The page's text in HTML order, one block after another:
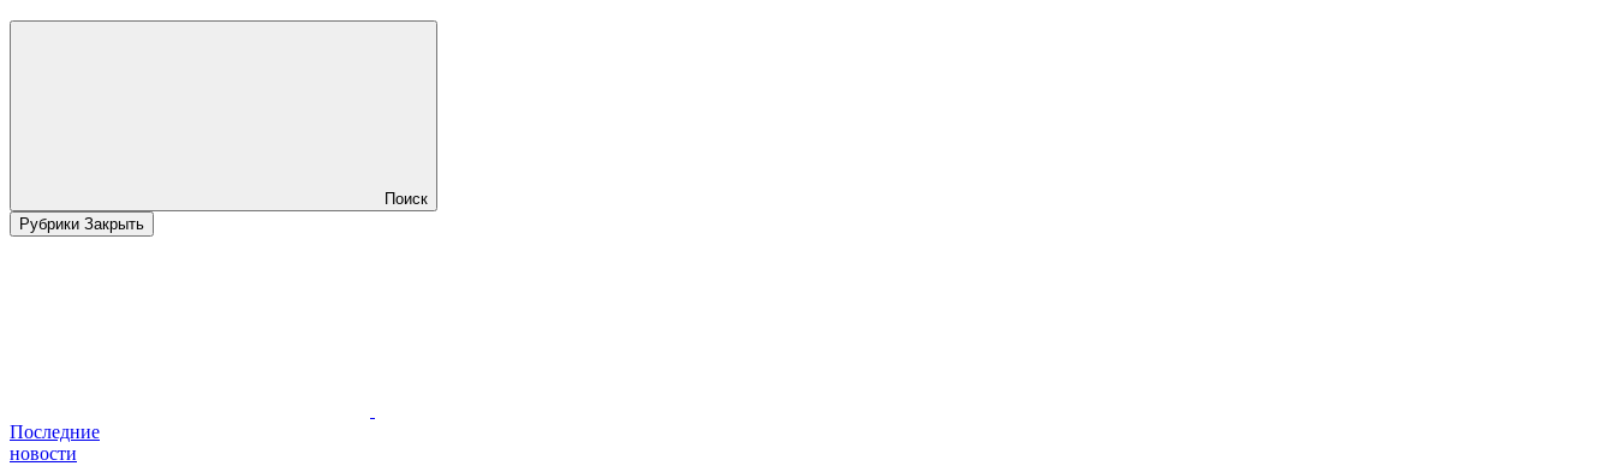
Поиск
Рубрики Закрыть
Последние
новости